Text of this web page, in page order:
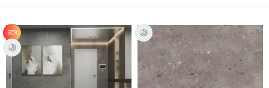
-35%